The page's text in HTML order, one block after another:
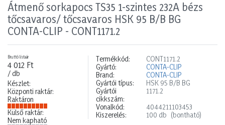
Átmenő sorkapocs TS35 1-szintes 232A bézs
tőcsavaros/ tőcsavaros HSK 95 B/B BG
CONTA-CLIP - CONT1171.2
Bruttó listaár
4 012 Ft
/ db
Készlet:
Központi raktár:
Raktáron
Külső raktár:
Nem kapható
Termékkód:
CONT1171.2
Gyártó:
CONTA-CLIP
Brand:
CONTA-CLIP
Gyártói típus:
HSK 95 B/B BG
Gyártói
cikkszám:
1171.2
Vonalkód:
4044211103453
Kiszerelés:
100 db (bontható)